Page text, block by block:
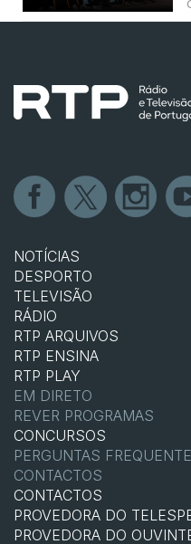
NOTÍCIAS
DESPORTO
TELEVISÃO
RÁDIO
RTP ARQUIVOS
RTP ENSINA
RTP PLAY
EM DIRETO
REVER PROGRAMAS
CONCURSOS
PERGUNTAS
CONTACTOS
CONTACTOS
PROVEDORA DO
PROVEDORA DO